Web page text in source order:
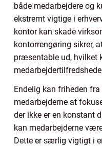
både medarbejdere og
ekstremt vigtige i
kontor kan skade
kontorrengøring sikrer,
præsentable ud, hvilket
Endelig kan friheden
medarbejderne at
der ikke er en konstant
kan medarbejderne
Dette er særlig vigtigt i